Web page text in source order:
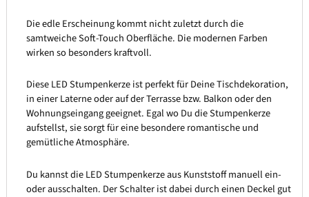
Die edle Erscheinung kommt nicht zuletzt durch die
samtweiche Soft-Touch Oberfläche. Die modernen Farben
wirken so besonders kraftvoll.
Diese LED Stumpenkerze ist perfekt für Deine Tischdekoration,
in einer Laterne oder auf der Terrasse bzw. Balkon oder den
Wohnungseingang geeignet. Egal wo Du die Stumpenkerze
aufstellst, sie sorgt für eine besondere romantische und
gemütliche Atmosphäre.
Du kannst die LED Stumpenkerze aus Kunststoff manuell ein-
oder ausschalten. Der Schalter ist dabei durch einen Deckel gut